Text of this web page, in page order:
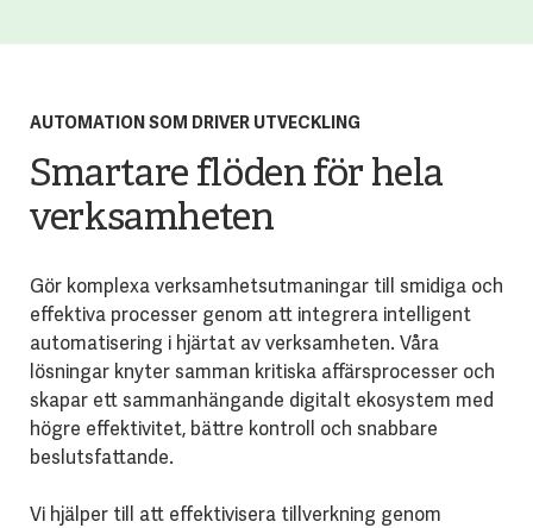
AUTOMATION SOM DRIVER UTVECKLING
Smartare flöden för hela
verksamheten
Gör komplexa verksamhetsutmaningar till smidiga och
effektiva processer genom att integrera intelligent
automatisering i hjärtat av verksamheten. Våra
lösningar knyter samman kritiska affärsprocesser och
skapar ett sammanhängande digitalt ekosystem med
högre effektivitet, bättre kontroll och snabbare
beslutsfattande.
Vi hjälper till att effektivisera tillverkning genom